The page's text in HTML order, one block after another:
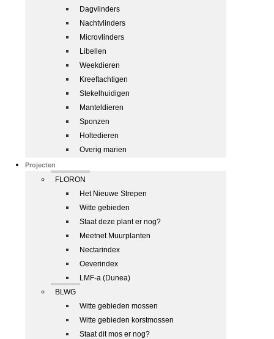
Dagvlinders
Nachtvlinders
Microvlinders
Libellen
Weekdieren
Kreeftachtigen
Stekelhuidigen
Manteldieren
Sponzen
Holtedieren
Overig marien
Projecten
FLORON
Het Nieuwe Strepen
Witte gebieden
Staat deze plant er nog?
Meetnet Muurplanten
Nectarindex
Oeverindex
LMF-a (Dunea)
BLWG
Witte gebieden mossen
Witte gebieden korstmossen
Staat dit mos er nog?